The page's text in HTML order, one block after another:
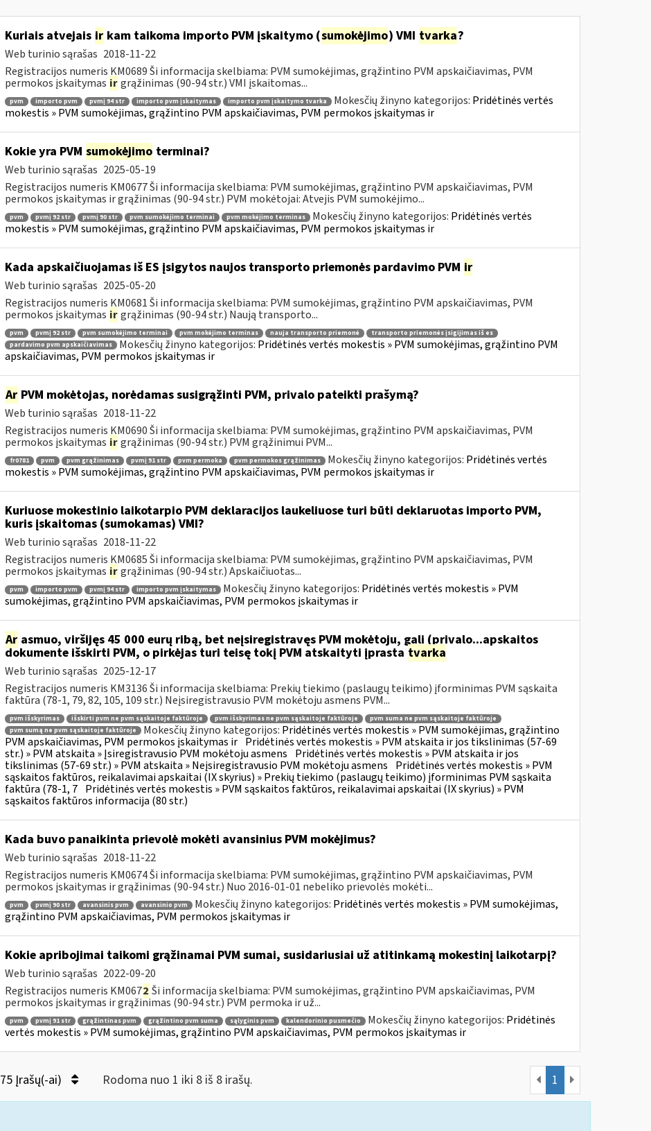
Kuriais atvejais irkam taikoma importo PVM įskaitymo (sumokėjimo) VMI tvarka?
Web turinio sąrašas 2018-11-22
Registracijos numeris KM0689 Ši informacija skelbiama: PVM sumokėjimas, grąžintino PVM apskaičiavimas, PVM
permokos įskaitymas ir grąžinimas (90-94 str.) VMI įskaitomas...
pvm importo pvm pvmį 94 str importo pvm įskaitymas importo pvm įskaitymo tvarka Mokesčių žinyno kategorijos: Pridėtinės vertės
mokestis » PVM sumokėjimas, grąžintino PVM apskaičiavimas, PVM permokos įskaitymas ir
Kokie yra PVM sumokėjimo terminai?
Web turinio sąrašas 2025-05-19
Registracijos numeris KM0677 Ši informacija skelbiama: PVM sumokėjimas, grąžintino PVM apskaičiavimas, PVM
permokos įskaitymas ir grąžinimas (90-94 str.) PVM mokėtojai: Atvejis PVM sumokėjimo...
pvm pvmį 92 str pvmį 90 str pvm sumokėjimo terminai pvm mokėjimo terminas Mokesčių žinyno kategorijos: Pridėtinės vertės
mokestis » PVM sumokėjimas, grąžintino PVM apskaičiavimas, PVM permokos įskaitymas ir
Kada apskaičiuojamas iš ES įsigytos naujos transporto priemonės pardavimo PVM ir
Web turinio sąrašas 2025-05-20
Registracijos numeris KM0681 Ši informacija skelbiama: PVM sumokėjimas, grąžintino PVM apskaičiavimas, PVM
permokos įskaitymas ir grąžinimas (90-94 str.) Naują transporto...
pvm pvmį 92 str pvm sumokėjimo terminai pvm mokėjimo terminas nauja transporto priemonė
transporto priemonės įsigijimas iš es
pardavimo pvm apskaičiavimas
Mokesčių žinyno kategorijos: Pridėtinės vertės mokestis » PVM sumokėjimas, grąžintino PVM
apskaičiavimas, PVM permokos įskaitymas ir
ArPVM mokėtojas, norėdamas susigrąžinti PVM, privalo pateikti prašymą?
Web turinio sąrašas 2018-11-22
Registracijos numeris KM0690 Ši informacija skelbiama: PVM sumokėjimas, grąžintino PVM apskaičiavimas, PVM
permokos įskaitymas ir grąžinimas (90-94 str.) PVM grąžinimui PVM...
fr0781 pvm pvm grąžinimas pvmį 91 str pvm permoka pvm permokos grąžinimas Mokesčių žinyno kategorijos: Pridėtinės vertės
mokestis » PVM sumokėjimas, grąžintino PVM apskaičiavimas, PVM permokos įskaitymas ir
Kuriuose mokestinio laikotarpio PVM deklaracijos laukeliuose turi būti deklaruotas importo PVM,
kuris įskaitomas (sumokamas) VMI?
Web turinio sąrašas 2018-11-22
Registracijos numeris KM0685 Ši informacija skelbiama: PVM sumokėjimas, grąžintino PVM apskaičiavimas, PVM
permokos įskaitymas ir grąžinimas (90-94 str.) Apskaičiuotas...
pvm importo pvm pvmį 94 str importo pvm įskaitymas Mokesčių žinyno kategorijos: Pridėtinės vertės mokestis » PVM
sumokėjimas, grąžintino PVM apskaičiavimas, PVM permokos įskaitymas ir
Arasmuo, viršijęs 45 000 eurų ribą, bet neįsiregistravęs PVM mokėtoju, gali (privalo...apskaitos
dokumente išskirti PVM, o pirkėjas turi teisę tokį PVM atskaityti įprasta tvarka
Web turinio sąrašas 2025-12-17
Registracijos numeris KM3136 Ši informacija skelbiama: Prekių tiekimo (paslaugų teikimo) įforminimas PVM sąskaita
faktūra (78-1, 79, 82, 105, 109 str.) Neįsiregistravusio PVM mokėtoju asmens PVM...
pvm išskyrimas išskirti pvm ne pvm sąskaitoje faktūroje pvm išskyrimas ne pvm sąskaitoje faktūroje
pvm suma ne pvm sąskaitoje faktūroje
pvm sumą ne pvm sąskaitoje faktūroje
Mokesčių žinyno kategorijos: Pridėtinės vertės mokestis » PVM sumokėjimas, grąžintino
PVM apskaičiavimas, PVM permokos įskaitymas ir Pridėtinės vertės mokestis » PVM atskaita ir jos tikslinimas (57-69
str.) » PVM atskaita » Įsiregistravusio PVM mokėtoju asmens Pridėtinės vertės mokestis » PVM atskaita ir jos
tikslinimas (57-69 str.) » PVM atskaita » Neįsiregistravusio PVM mokėtoju asmens Pridėtinės vertės mokestis » PVM
sąskaitos faktūros, reikalavimai apskaitai (IX skyrius) » Prekių tiekimo (paslaugų teikimo) įforminimas PVM sąskaita
faktūra (78-1, 7 Pridėtinės vertės mokestis » PVM sąskaitos faktūros, reikalavimai apskaitai (IX skyrius) » PVM
sąskaitos faktūros informacija (80 str.)
Kada buvo panaikinta prievolė mokėti avansinius PVM mokėjimus?
Web turinio sąrašas 2018-11-22
Registracijos numeris KM0674 Ši informacija skelbiama: PVM sumokėjimas, grąžintino PVM apskaičiavimas, PVM
permokos įskaitymas ir grąžinimas (90-94 str.) Nuo 2016-01-01 nebeliko prievolės mokėti...
pvm pvmį 90 str avansinis pvm avansinio pvm Mokesčių žinyno kategorijos: Pridėtinės vertės mokestis » PVM sumokėjimas,
grąžintino PVM apskaičiavimas, PVM permokos įskaitymas ir
Kokie apribojimai taikomi grąžinamai PVM sumai, susidariusiai už atitinkamą mokestinį laikotarpį?
Web turinio sąrašas 2022-09-20
Registracijos numeris KM0672 Ši informacija skelbiama: PVM sumokėjimas, grąžintino PVM apskaičiavimas, PVM
permokos įskaitymas ir grąžinimas (90-94 str.) PVM permoka ir už...
pvm pvmį 91 str grąžintinas pvm grąžintino pvm suma sąlyginis pvm kalendorinio pusmečio Mokesčių žinyno kategorijos: Pridėtinės
vertės mokestis » PVM sumokėjimas, grąžintino PVM apskaičiavimas, PVM permokos įskaitymas ir
75 Įrašų(-ai) Rodoma nuo 1 iki 8 iš 8 irašų. 1